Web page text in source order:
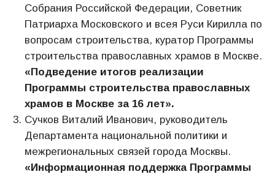
Собрания Российской Федерации, Советник
Патриарха Московского и всея Руси Кирилла по
вопросам строительства, куратор Программы
строительства православных храмов в Москве.
«Подведение итогов реализации
Программы строительства православных
храмов в Москве за 16 лет».
Сучков Виталий Иванович, руководитель
Департамента национальной политики и
межрегиональных связей города Москвы.
«Информационная поддержка Программы